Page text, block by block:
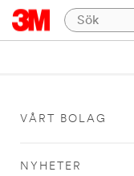
VÅRT BOLAG
NYHETER